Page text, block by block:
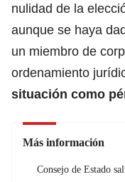
nulidad de la
aunque se haya
un miembro de
ordenamiento
situación como
Más información
Consejo de Estado